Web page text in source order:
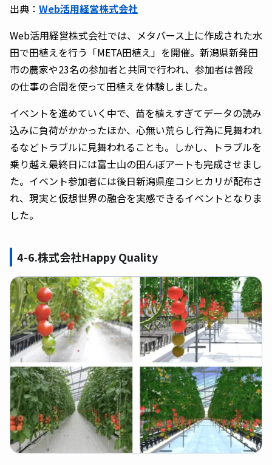
出典： Web活用経営株式会社
Web活用経営株式会社では、メタバース上に作成された水
田で田植えを行う「META田植え」を開催。新潟県新発田
市の農家や23名の参加者と共同で行われ、参加者は普段
の仕事の合間を使って田植えを体験しました。
イベントを進めていく中で、苗を植えすぎてデータの読み
込みに負荷がかかったほか、心無い荒らし行為に見舞われ
るなどトラブルに見舞われることも。しかし、トラブルを
乗り越え最終日には富士山の田んぼアートも完成させまし
た。イベント参加者には後日新潟県産コシヒカリが配布さ
れ、現実と仮想世界の融合を実感できるイベントとなりま
した。
4-6.株式会社Happy Quality